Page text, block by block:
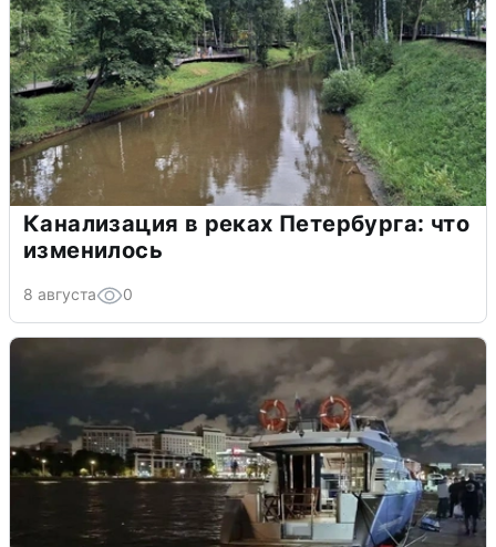
Канализация в реках Петербурга: что
изменилось
8 августа 0